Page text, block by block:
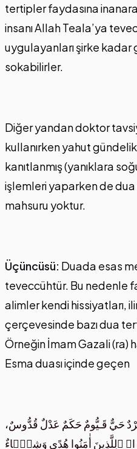
tertipler faydasına
insanı Allah Teala’ya
uygulayanları şirke
sokabilirler.
Diğer yandan doktor
kullanırken yahut
kanıtlanmış (yanıklara
işlemleri yaparken de
mahsuru yoktur.
Üçüncüsü: Duada esas
teveccühtür. Bu nedenle
alimler kendi hissiyatları,
çerçevesinde bazı dua
Örneğin İmam Gazali (ra)
Esma duası içinde geçen
حَيٌّ قَـيُّومٌ حَكَمٌ عَدْلٌ قُدُّوسٌ،
﴿لِلَّذِينَ أٰمَنُوا هُدًى وَشِفَۤاءٌ